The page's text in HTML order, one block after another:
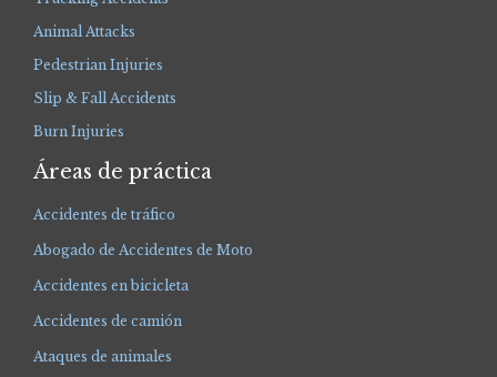
Animal Attacks
Pedestrian Injuries
Slip & Fall Accidents
Burn Injuries
Áreas de práctica
Accidentes de tráfico
Abogado de Accidentes de Moto
Accidentes en bicicleta
Accidentes de camión
Ataques de animales